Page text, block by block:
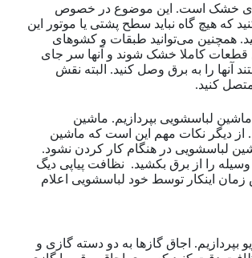
جای خشک است. این موضوع در خصوص
که هیچ گاه نباید سطح پشتی یا موتور این
همچنین می‌توانید طبقات و کشوهای
قطعات کاملا خشک شوند و آنها سر جای
آنها را به برق وصل کنید. البته نقش
کنید.
لباسشویی بپردازیم. ماشین
از دیگر نکات مهم این است که ماشین
لباسشویی در هنگام کار کردن نشود.
را از برق بکشید. نظافت پیاپی دیگ
اینکار توسط خود لباسشویی اعلام
اجاق گازها به دو دسته گازی و